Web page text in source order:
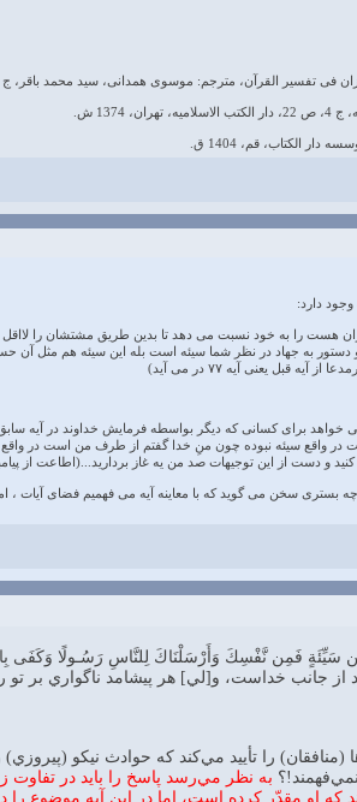
دارد:
بهانه گیران هست را به خود نسبت می دهد تا بدین طریق مشتشان
به جهاد در نظر شما سیئه است بله این سیئه هم مثل
قبل یعنی آیه ۷۷ در می آید)
این آیه می خواهد برای کسانی که دیگر بواسطه فرمایش خداوند
در واقع سیئه نبوده چون منِ خدا گفتم از طرف من است در
این توجیهات صد من یه غاز بردارید...(اطاعت از پیامبر با اتصال آیه ۷۹
در چه بستری سخن می گوید که با معاینه آیه می فهمیم فضای
فَمِن نَّفْسِكَ وَأَرْسَلْنَاكَ لِلنَّاسِ رَسُـولًا وَكَفَى
جانب خداست، و[لي] هر پيشامد ناگواري بر تو
(منافقان) را تأييد مي‌كند كه حوادث نيكو
به نظر مي‌رسد پاسخ را بايد در
كه او مقدّر كرده است، اما در اين آيه موضوع